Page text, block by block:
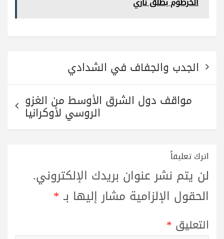
m
تصفّح
المقالات
الجدب والجفاف في الشدادي
مواقف دول الشرق الأوسط من الغزو
الروسي لأوكرانيا
اترك تعليقاً
لن يتم نشر عنوان بريدك الإلكتروني.
الحقول الإلزامية مشار إليها بـ*
التعليق *